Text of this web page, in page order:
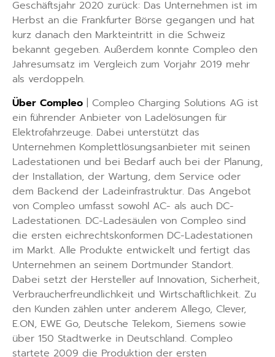
Geschäftsjahr 2020 zurück: Das Unternehmen ist im
Herbst an die Frankfurter Börse gegangen und hat
kurz danach den Markteintritt in die Schweiz
bekannt gegeben. Außerdem konnte Compleo den
Jahresumsatz im Vergleich zum Vorjahr 2019 mehr
als verdoppeln.
Über Compleo | Compleo Charging Solutions AG ist
ein führender Anbieter von Ladelösungen für
Elektrofahrzeuge. Dabei unterstützt das
Unternehmen Komplettlösungsanbieter mit seinen
Ladestationen und bei Bedarf auch bei der Planung,
der Installation, der Wartung, dem Service oder
dem Backend der Ladeinfrastruktur. Das Angebot
von Compleo umfasst sowohl AC- als auch DC-
Ladestationen. DC-Ladesäulen von Compleo sind
die ersten eichrechtskonformen DC-Ladestationen
im Markt. Alle Produkte entwickelt und fertigt das
Unternehmen an seinem Dortmunder Standort.
Dabei setzt der Hersteller auf Innovation, Sicherheit,
Verbraucherfreundlichkeit und Wirtschaftlichkeit. Zu
den Kunden zählen unter anderem Allego, Clever,
E.ON, EWE Go, Deutsche Telekom, Siemens sowie
über 150 Stadtwerke in Deutschland. Compleo
startete 2009 die Produktion der ersten